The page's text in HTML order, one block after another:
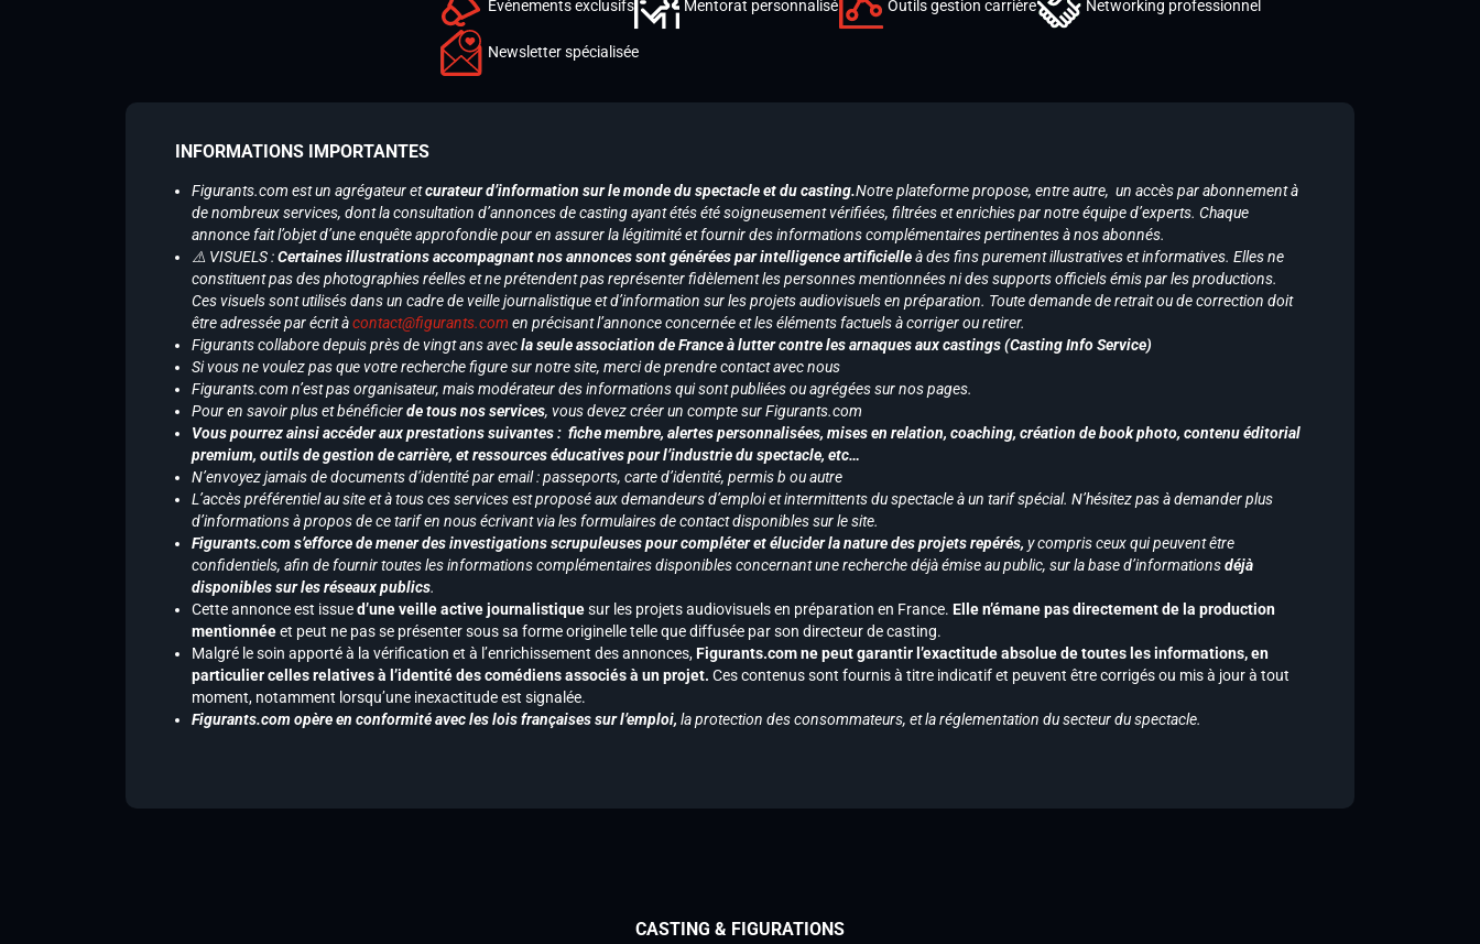
Événements exclusifs Mentorat personnalisé Outils gestion carrière Networking professionnel
Newsletter spécialisée
INFORMATIONS IMPORTANTES
Figurants.com est un agrégateur etcurateur d’information sur le monde du spectacle et du casting.Notre plateforme propose, entre autre, un accès par abonnement à
de nombreux services, dont la consultation d’annonces de casting ayant étés été soigneusement vérifiées, filtrées et enrichies par notre équipe d’experts. Chaque
annonce fait l’objet d’une enquête approfondie pour en assurer la légitimité et fournir des informations complémentaires pertinentes à nos abonnés.
⚠️ VISUELS :Certaines illustrations accompagnant nos annonces sont générées par intelligence artificielleà des fins purement illustratives et informatives. Elles ne
constituent pas des photographies réelles et ne prétendent pas représenter fidèlement les personnes mentionnées ni des supports officiels émis par les productions.
Ces visuels sont utilisés dans un cadre de veille journalistique et d’information sur les projets audiovisuels en préparation. Toute demande de retrait ou de correction doit
être adressée par écrit àcontact@figurants.com en précisant l’annonce concernée et les éléments factuels à corriger ou retirer.
Figurants collabore depuis près de vingt ans avecla seule association de France à lutter contre les arnaques aux castings (Casting Info Service)
Si vous ne voulez pas que votre recherche figure sur notre site, merci de prendre contact avec nous
Figurants.com n’est pas organisateur, mais modérateur des informations qui sont publiées ou agrégées sur nos pages.
Pour en savoir plus et bénéficierde tous nos services, vous devez créer un compte sur Figurants.com
Vous pourrez ainsi accéder aux prestations suivantes : fiche membre, alertes personnalisées, mises en relation, coaching, création de book photo, contenu éditorial
premium, outils de gestion de carrière, et ressources éducatives pour l’industrie du spectacle, etc…
N’envoyez jamais de documents d’identité par email : passeports, carte d’identité, permis b ou autre
L’accès préférentiel au site et à tous ces services est proposé aux demandeurs d’emploi et intermittents du spectacle à un tarif spécial. N’hésitez pas à demander plus
d’informations à propos de ce tarif en nous écrivant via les formulaires de contact disponibles sur le site.
Figurants.com s’efforce de mener des investigations scrupuleuses pour compléter et élucider la nature des projets repérés, y compris ceux qui peuvent être
confidentiels, afin de fournir toutes les informations complémentaires disponibles concernant une recherche déjà émise au public, sur la base d’informationsdéjà
disponibles sur les réseaux publics.
Cette annonce est issued’une veille active journalistiquesur les projets audiovisuels en préparation en France. Elle n’émane pas directement de la production
mentionnéeet peut ne pas se présenter sous sa forme originelle telle que diffusée par son directeur de casting.
Malgré le soin apporté à la vérification et à l’enrichissement des annonces,Figurants.com ne peut garantir l’exactitude absolue de toutes les informations, en
particulier celles relatives à l’identité des comédiens associés à un projet. Ces contenus sont fournis à titre indicatif et peuvent être corrigés ou mis à jour à tout
moment, notamment lorsqu’une inexactitude est signalée.
Figurants.com opère en conformité avec les lois françaises sur l’emploi, la protection des consommateurs, et la réglementation du secteur du spectacle.
CASTING & FIGURATIONS